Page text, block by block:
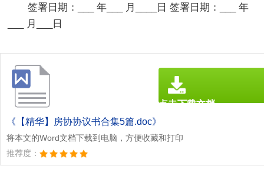
签署日期：___ 年___ 月____日 签署日期：___ 年
___ 月___日
《【精华】房协协议书合集5篇.doc》
将本文的Word文档下载到电脑，方便收藏和打印
推荐度：
点击下载文档